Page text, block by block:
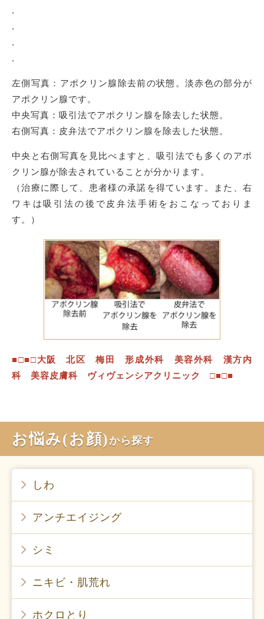
.
.
.
.
左側写真：アポクリン腺除去前の状態。淡赤色の部分が
アポクリン腺です。
中央写真：吸引法でアポクリン腺を除去した状態。
右側写真：皮弁法でアポクリン腺を除去した状態。
中央と右側写真を見比べますと、吸引法でも多くのアポ
クリン腺が除去されていることが分かります。
（治療に際して、患者様の承諾を得ています。また、右
ワキは吸引法の後で皮弁法手術をおこなっておりま
す。）
■□■□大阪 北区 梅田 形成外科 美容外科 漢方内
科 美容皮膚科 ヴィヴェンシアクリニック □■□■
お悩み(お顔)から探す
しわ
アンチエイジング
シミ
ニキビ・肌荒れ
ホクロとり